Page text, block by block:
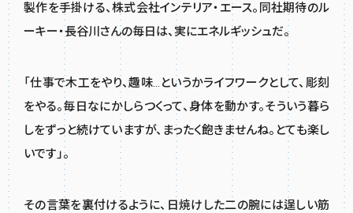
製作を手掛ける、株式会社インテリア・エース。同社期待のル
ーキー・長谷川さんの毎日は、実にエネルギッシュだ。
「仕事で木工をやり、趣味…というかライフワークとして、彫刻
をやる。毎日なにかしらつくって、身体を動かす。そういう暮ら
しをずっと続けていますが、まったく飽きませんね。とても楽し
いです」。
その言葉を裏付けるように、日焼けした二の腕には逞しい筋